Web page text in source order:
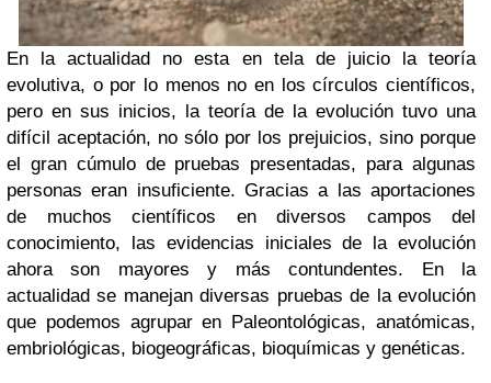
En la actualidad no esta en tela de juicio la teoría
evolutiva, o por lo menos no en los círculos científicos,
pero en sus inicios, la teoría de la evolución tuvo una
difícil aceptación, no sólo por los prejuicios, sino porque
el gran cúmulo de pruebas presentadas, para algunas
personas eran insuficiente. Gracias a las aportaciones
de muchos científicos en diversos campos del
conocimiento, las evidencias iniciales de la evolución
ahora son mayores y más contundentes. En la
actualidad se manejan diversas pruebas de la evolución
que podemos agrupar en Paleontológicas, anatómicas,
embriológicas, biogeográficas, bioquímicas y genéticas.